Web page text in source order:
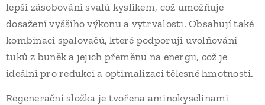
lepší zásobování svalů kyslíkem, což umožňuje
dosažení vyššího výkonu a vytrvalosti. Obsahují také
kombinaci spalovačů, které podporují uvolňování
tuků z buněk a jejich přeměnu na energii, což je
ideální pro redukci a optimalizaci tělesné hmotnosti.
Regenerační složka je tvořena aminokyselinami